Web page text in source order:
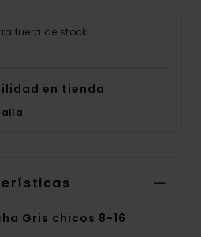
fuera de stock.
en tienda
Gris chicos 8-16